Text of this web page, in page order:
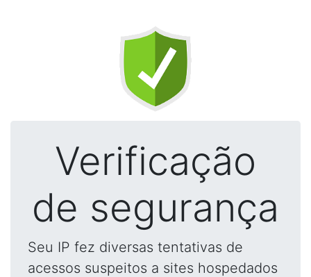
Verificação
de segurança
Seu IP fez diversas tentativas de
acessos suspeitos a sites hospedados